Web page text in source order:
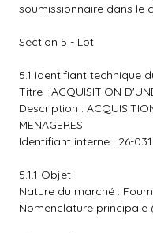
soumissionnaire dans le
Section 5 - Lot
5.1 Identifiant technique
Titre : ACQUISITION
Description :
MENAGERES
Identifiant interne : 26-
5.1.1 Objet
Nature du marché :
Nomenclature principale